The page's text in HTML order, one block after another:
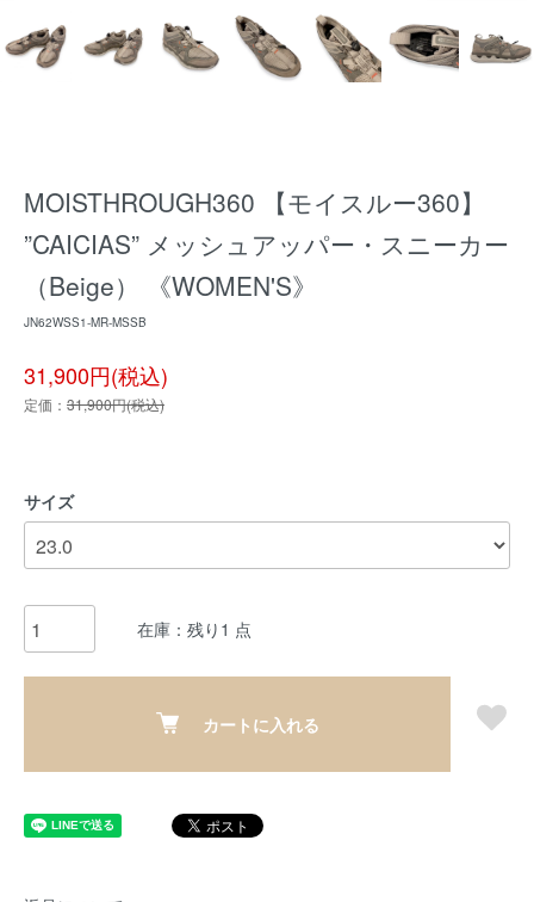
MOISTHROUGH360 【モイスルー360】
”CAICIAS” メッシュアッパー・スニーカー
（Beige） 《WOMEN'S》
JN62WSS1-MR-MSSB
31,900円(税込)
定価： 31,900円(税込)
サイズ
在庫：残り1 点
カートに入れる